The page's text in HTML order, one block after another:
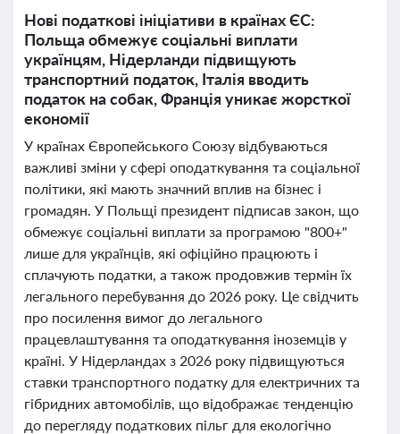
Нові податкові ініціативи в країнах ЄС:
Польща обмежує соціальні виплати
українцям, Нідерланди підвищують
транспортний податок, Італія вводить
податок на собак, Франція уникає жорсткої
економії
У країнах Європейського Союзу відбуваються
важливі зміни у сфері оподаткування та соціальної
політики, які мають значний вплив на бізнес і
громадян. У Польщі президент підписав закон, що
обмежує соціальні виплати за програмою "800+"
лише для українців, які офіційно працюють і
сплачують податки, а також продовжив термін їх
легального перебування до 2026 року. Це свідчить
про посилення вимог до легального
працевлаштування та оподаткування іноземців у
країні. У Нідерландах з 2026 року підвищуються
ставки транспортного податку для електричних та
гібридних автомобілів, що відображає тенденцію
до перегляду податкових пільг для екологічно